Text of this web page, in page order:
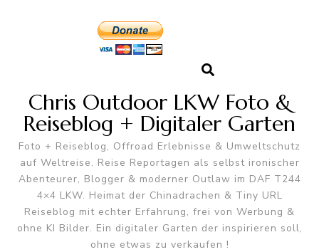
Chris Outdoor LKW Foto &
Reiseblog + Digitaler Garten
Foto + Reiseblog, Offroad Erlebnisse & Umweltschutz
auf Weltreise. Reise Reportagen als selbst ironischer
Abenteurer, Blogger & moderner Outlaw im DAF T244
4×4 LKW. Heimat der Chinadrachen & Tiny URL
Reiseblog mit echter Erfahrung, frei von Werbung &
ohne KI Bilder. Ein digitaler Garten der inspirieren soll,
ohne etwas zu verkaufen !